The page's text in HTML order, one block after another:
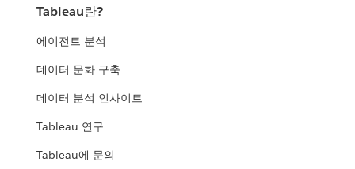
Tableau란?
에이전트 분석
데이터 문화 구축
데이터 분석 인사이트
Tableau 연구
Tableau에 문의